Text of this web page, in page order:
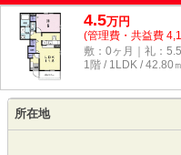
4.5万円
(管理費・共益費
敷：0ヶ月｜礼：
1階 / 1LDK / 42.80
所在地